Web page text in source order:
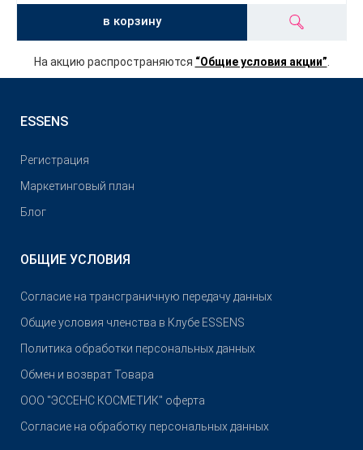
в корзину
На акцию распространяются “Общие условия акции”
ESSENS
Pегистрация
Маркетинговый план
Блог
ОБЩИЕ УСЛОВИЯ
Согласие на трансграничную передачу данных
Общие условия членства в Клубе ESSENS
Политика обработки персональных данных
Обмен и возврат Товара
OOO "ЭССЕНС КОСМЕТИК" оферта
Согласие на обработку персональных данных